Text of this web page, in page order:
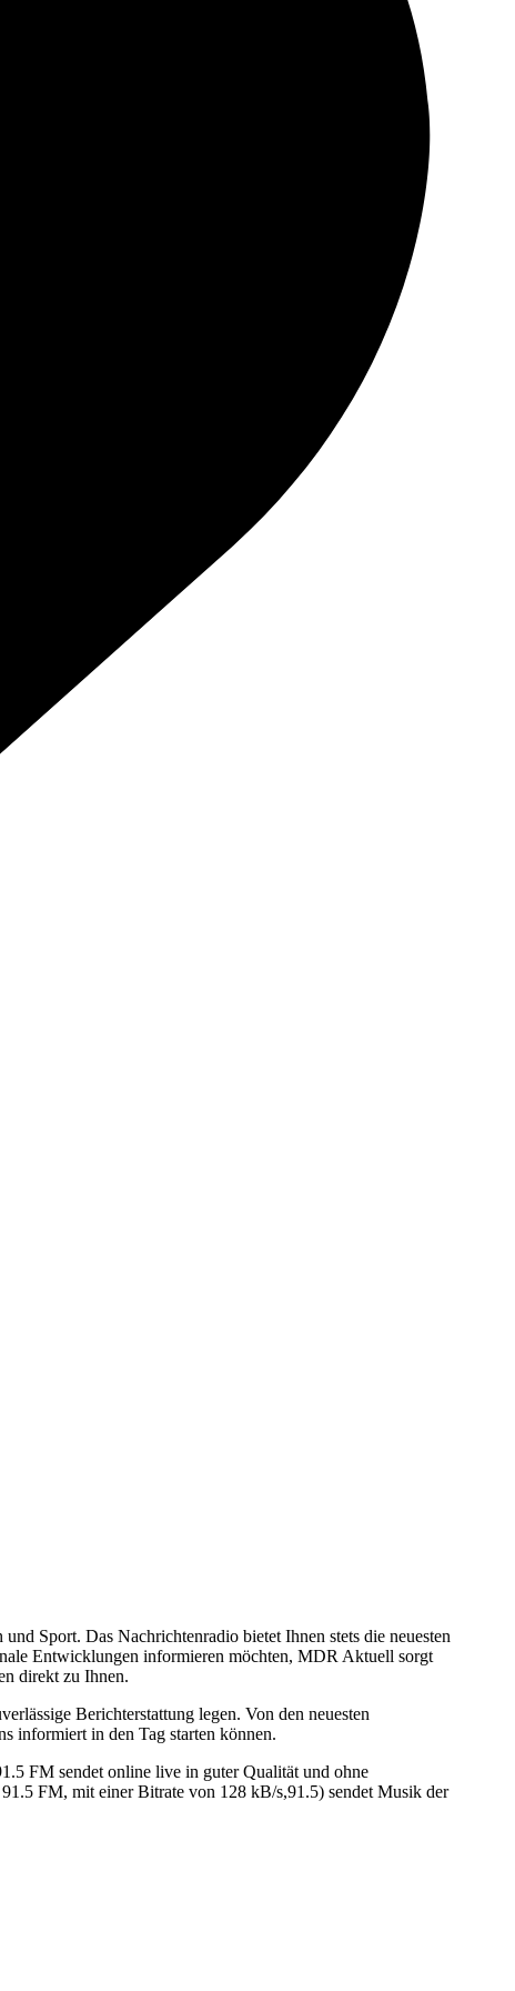
Sport. Das Nachrichtenradio bietet Ihnen stets die neuesten
Entwicklungen informieren möchten, MDR Aktuell sorgt
direkt zu Ihnen.
Berichterstattung legen. Von den neuesten
informiert in den Tag starten können.
FM sendet online live in guter Qualität und ohne
FM, mit einer Bitrate von 128 kB/s,91.5) sendet Musik der